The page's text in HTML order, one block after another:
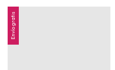
Envío gratis